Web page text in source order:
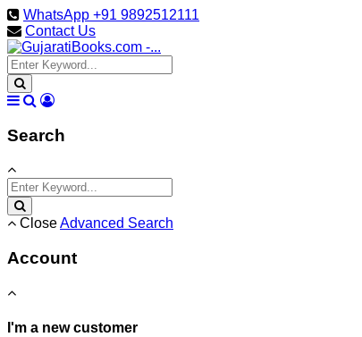
WhatsApp +91 9892512111
Contact Us
Search
CloseAdvanced Search
Account
I'm a new customer